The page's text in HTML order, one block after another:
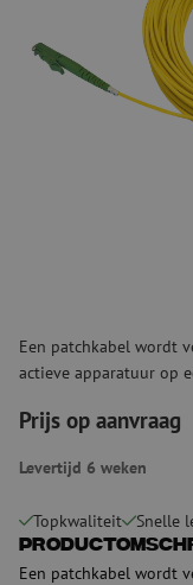
Een patchkabel wordt
actieve apparatuur op
Prijs op aanvraag
Levertijd 6 weken
Topkwaliteit Snelle
Een patchkabel wordt